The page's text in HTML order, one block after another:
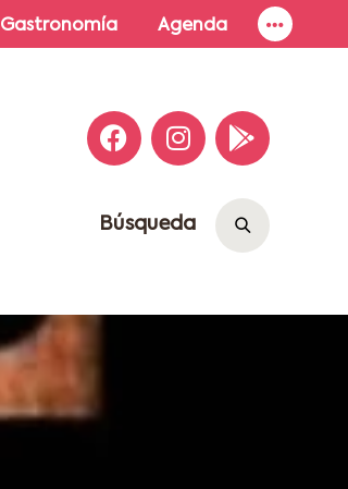
Gastronomía Agenda
Búsqueda